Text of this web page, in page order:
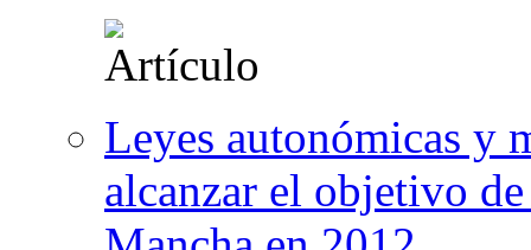
Leyes autonómicas y
alcanzar el objetivo